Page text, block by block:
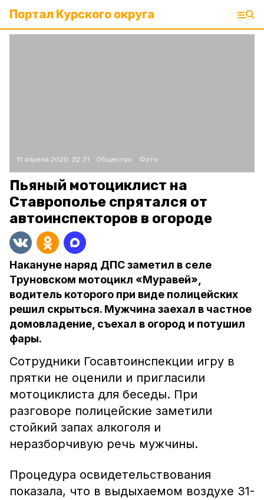
Портал Курского округа
11 апреля 2020, 22:31 Общество Фото:
Пьяный мотоциклист на
Ставрополье спрятался от
автоинспекторов в огороде
Накануне наряд ДПС заметил в селе
Труновском мотоцикл «Муравей»,
водитель которого при виде полицейских
решил скрыться. Мужчина заехал в частное
домовладение, съехал в огород и потушил
фары.
Сотрудники Госавтоинспекции игру в
прятки не оценили и пригласили
мотоциклиста для беседы. При
разговоре полицейские заметили
стойкий запах алкоголя и
неразборчивую речь мужчины.
Процедура освидетельствования
показала, что в выдыхаемом воздухе 31-